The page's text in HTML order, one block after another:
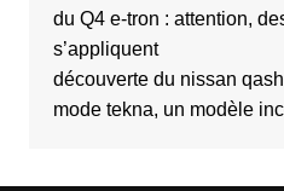
du Q4 e-tron : attention,
s’appliquent
découverte du nissan
mode tekna, un modèle